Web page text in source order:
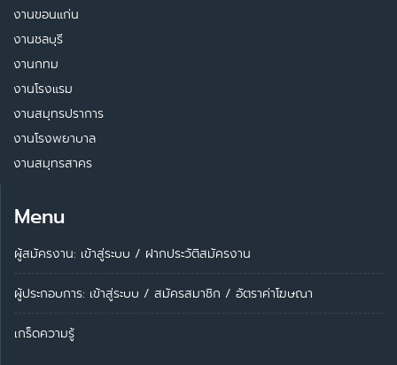
งานขอนแก่น
งานชลบุรี
งานกทม
งานโรงแรม
งานสมุทรปราการ
งานโรงพยาบาล
งานสมุทรสาคร
Menu
ผู้สมัครงาน: เข้าสู่ระบบ / ฝากประวัติสมัครงาน
ผู้ประกอบการ: เข้าสู่ระบบ / สมัครสมาชิก / อัตราค่าโฆษณา
เกร็ดความรู้